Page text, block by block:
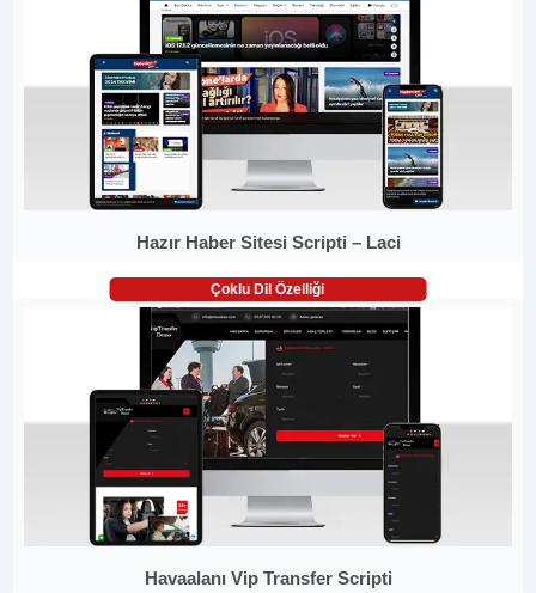
Hazır Haber Sitesi Scripti – Laci
Çoklu Dil Özelliği
Havaalanı Vip Transfer Scripti